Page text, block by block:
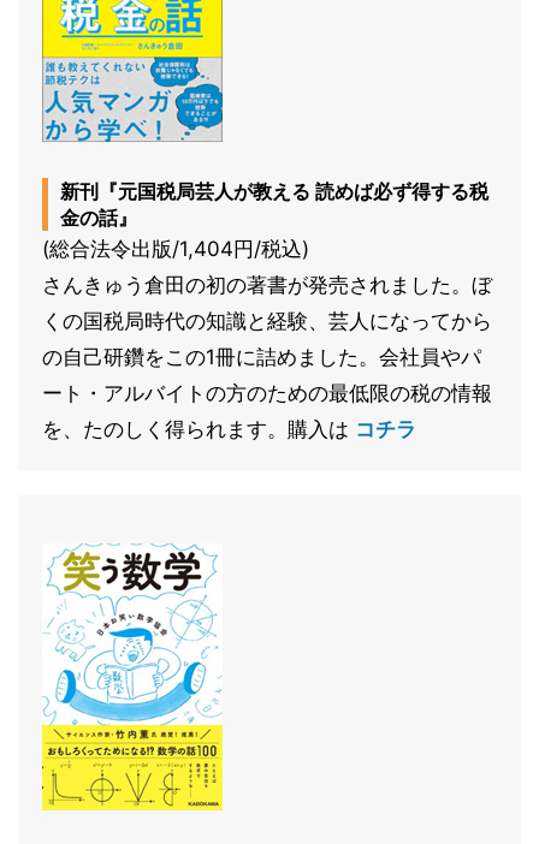
新刊『元国税局芸人が教える 読めば必ず得する税
金の話』
(総合法令出版/1,404円/税込)
さんきゅう倉田の初の著書が発売されました。ぼ
くの国税局時代の知識と経験、芸人になってから
の自己研鑽をこの1冊に詰めました。会社員やパ
ート・アルバイトの方のための最低限の税の情報
を、たのしく得られます。購入は コチラ